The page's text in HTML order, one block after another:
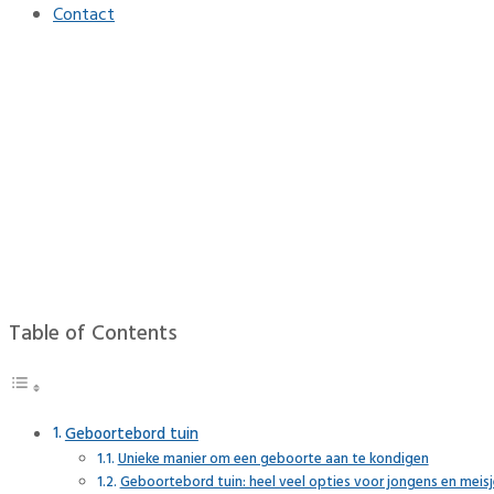
Contact
Table of Contents
Geboortebord tuin
Unieke manier om een geboorte aan te kondigen
Geboortebord tuin: heel veel opties voor jongens en